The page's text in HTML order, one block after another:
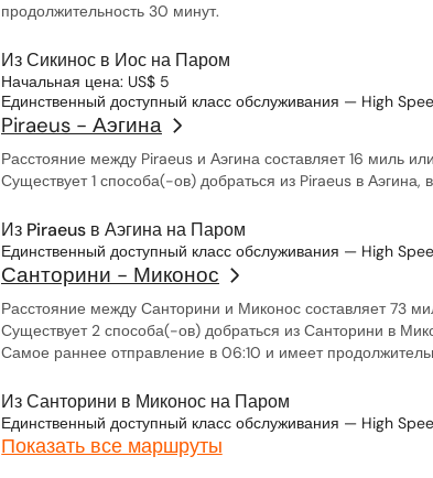
продолжительность 30 минут.
Из Сикинос в Иос на Паром
Начальная цена: US$ 5
Единственный доступный класс обслуживания — High
Piraeus - Аэгина
Расстояние между Piraeus и Аэгина составляет 16 миль
Существует 1 способа(-ов) добраться из Piraeus в Аэгина,
Из Piraeus в Аэгина на Паром
Единственный доступный класс обслуживания — High
Санторини - Миконос
Расстояние между Санторини и Миконос составляет 73
Существует 2 способа(-ов) добраться из Санторини в
Самое раннее отправление в 06:10 и имеет
Из Санторини в Миконос на Паром
Единственный доступный класс обслуживания — High
Показать все маршруты